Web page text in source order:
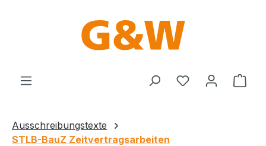
Du hast 0
Ausschreibungstexte
STLB-BauZ Zeitvertragsarbeiten